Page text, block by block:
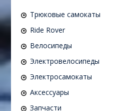
Трюковые самокаты
Ride Rover
Велосипеды
Электровелосипеды
Электросамокаты
Аксессуары
Запчасти